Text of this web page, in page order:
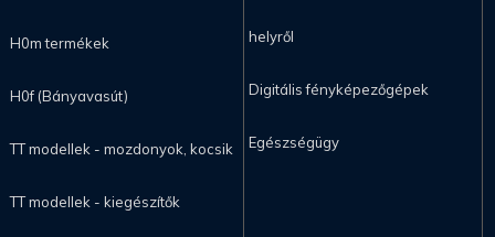
H0m termékek
H0f (Bányavasút)
TT modellek - mozdonyok, kocsik
TT modellek - kiegészítők
helyről
Digitális fényképezőgépek
Egészségügy